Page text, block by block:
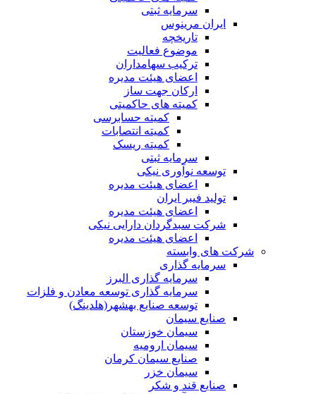
سرمایه ثبتی
ایران مرینوس
تاریخچه
موضوع فعالیت
ترکیب سهامداران
اعضای هیئت مدیره
ارکان جهت ساز
کمیته های حاکمیتی
کمیته حسابرسی
کمیته انتصابات
کمیته ریسک
سرمایه ثبتی
توسعه نوآوری نیکی
اعضای هیئت مدیره
تولید فیبر ایران
اعضای هیئت مدیره
شرکت سبدگردان دارایی نیکی
اعضای هیئت مدیره
شرکت های وابسته
سرمایه گذاری
سرمایه گذاری البرز
سرمایه گذاری توسعه معادن و فلزات
توسعه‌ صنایع‌ بهشهر(هلدینگ)
صنایع سیمان
سیمان خوزستان
سیمان ارومیه
صنایع سیمان کرمان
سیمان خزر
صنایع قند و شکر